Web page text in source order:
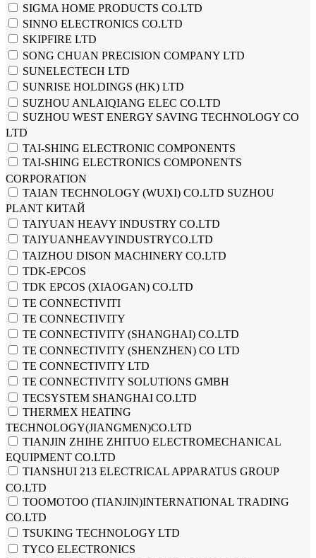
SIGMA HOME PRODUCTS CO.LTD
SINNO ELECTRONICS CO.LTD
SKIPFIRE LTD
SONG CHUAN PRECISION COMPANY LTD
SUNELECTECH LTD
SUNRISE HOLDINGS (HK) LTD
SUZHOU ANLAIQIANG ELEC CO.LTD
SUZHOU WEST ENERGY SAVING TECHNOLOGY CO
LTD
TAI-SHING ELECTRONIC COMPONENTS
TAI-SHING ELECTRONICS COMPONENTS
CORPORATION
TAIAN TECHNOLOGY (WUXI) CO.LTD SUZHOU
PLANT КИТАЙ
TAIYUAN HEAVY INDUSTRY CO.LTD
TAIYUANHEAVYINDUSTRYCO.LTD
TAIZHOU DISON MACHINERY CO.LTD
TDK-EPCOS
TDK EPCOS (XIAOGAN) CO.LTD
TE CONNECTIVITI
TE CONNECTIVITY
TE CONNECTIVITY (SHANGHAI) CO.LTD
TE CONNECTIVITY (SHENZHEN) CO LTD
TE CONNECTIVITY LTD
TE CONNECTIVITY SOLUTIONS GMBH
TECSYSTEM SHANGHAI CO.LTD
THERMEX HEATING
TECHNOLOGY(JIANGMEN)CO.LTD
TIANJIN ZHIHE ZHITUO ELECTROMECHANICAL
EQUIPMENT CO.LTD
TIANSHUI 213 ELECTRICAL APPARATUS GROUP
CO.LTD
TOOMOTOO (TIANJIN)INTERNATIONAL TRADING
CO.LTD
TSUKING TECHNOLOGY LTD
TYCO ELECTRONICS